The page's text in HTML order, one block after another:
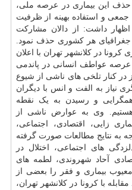
حذف این بیماری در عرصه ملی،
و استفاده بهینه از ظرفیت
داشت: از دالان مشارکت
جغرافیای هر کشوری حذف نمود.
کرونا در کلانشهر تهران با اعلان
عرصه عواطف انسانی در پاندمی
در کنار تلخی های ناشی از شیوع
نیاز به الفت و انس با دیگران
و رسیدن به یک نقطه
وی به عوارض ناشی از
زایی، اقتصادی، اجتماعی،
به نتایج مطالعات صورت گرفته
های اجتماعی، اختلال در
آحاد شهروندی، لطمه های
بیماری و فقر را بعضی از
با کرونا در کلانشهر تهران،